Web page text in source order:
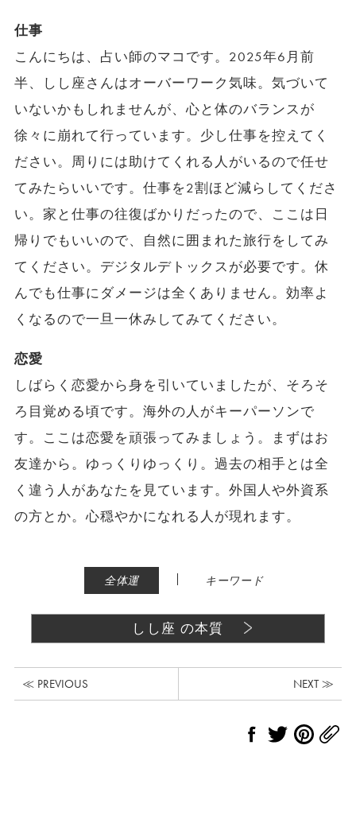
仕事
こんにちは、占い師のマコです。2025年6月前
半、しし座さんはオーバーワーク気味。気づいて
いないかもしれませんが、心と体のバランスが
徐々に崩れて行っています。少し仕事を控えてく
ださい。周りには助けてくれる人がいるので任せ
てみたらいいです。仕事を2割ほど減らしてくださ
い。家と仕事の往復ばかりだったので、ここは日
帰りでもいいので、自然に囲まれた旅行をしてみ
てください。デジタルデトックスが必要です。休
んでも仕事にダメージは全くありません。効率よ
くなるので一旦一休みしてみてください。
恋愛
しばらく恋愛から身を引いていましたが、そろそ
ろ目覚める頃です。海外の人がキーパーソンで
す。ここは恋愛を頑張ってみましょう。まずはお
友達から。ゆっくりゆっくり。過去の相手とは全
く違う人があなたを見ています。外国人や外資系
の方とか。心穏やかになれる人が現れます。
全体運 | キーワード
しし座 の本質
≪ PREVIOUS NEXT ≫